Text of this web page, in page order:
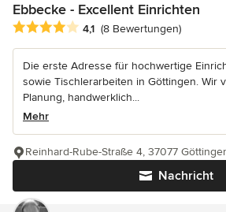
Ebbecke - Excellent Einrichten
Durchschnittliche Bewertung: 4.1 von 5
4,1 (8 Bewertungen)
Die erste Adresse für hochwertige
sowie Tischlerarbeiten in Göttingen. Wir
Planung, handwerklich...
Mehr
Nachricht
Reinhard-Rube-Straße 4, 37077